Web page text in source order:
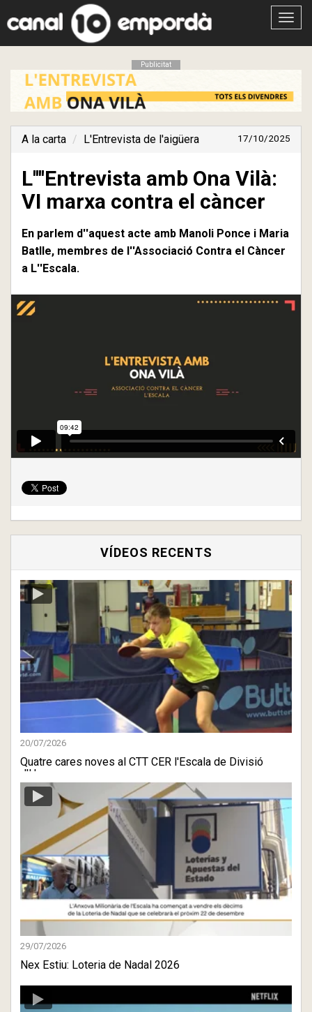
Obrir
Publicitat
A la carta L'Entrevista de l'aigüera 17/10/2025
L''''Entrevista amb Ona Vilà:
VI marxa contra el càncer
En parlem d''aquest acte amb Manoli Ponce i Maria
Batlle, membres de l''Associació Contra el Càncer
a L''Escala.
VÍDEOS RECENTS
20/07/2026
Quatre cares noves al CTT CER l'Escala de Divisió
d'Honor
29/07/2026
Nex Estiu: Loteria de Nadal 2026